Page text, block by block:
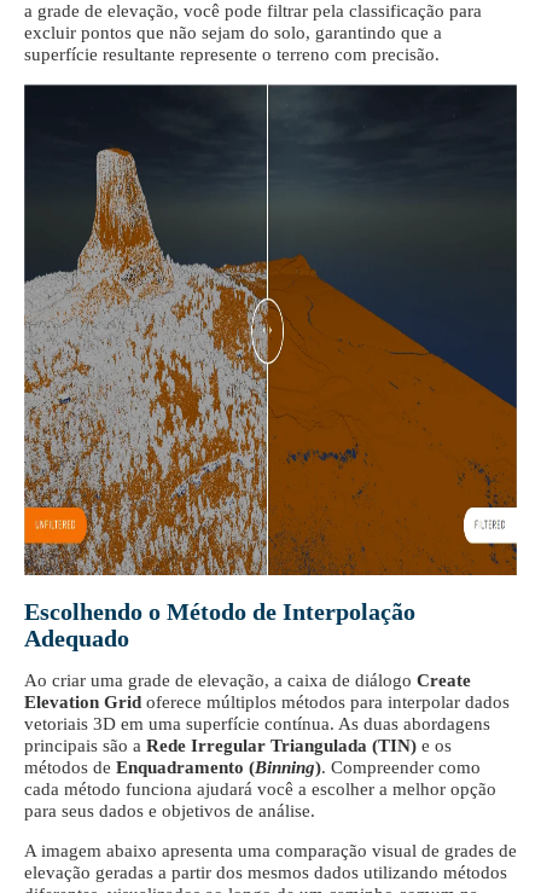
a grade de elevação, você pode filtrar pela classificação para
excluir pontos que não sejam do solo, garantindo que a
superfície resultante represente o terreno com precisão.
Escolhendo o Método de Interpolação
Adequado
Ao criar uma grade de elevação, a caixa de diálogo Create
Elevation Grid oferece múltiplos métodos para interpolar dados
vetoriais 3D em uma superfície contínua. As duas abordagens
principais são a Rede Irregular Triangulada (TIN) e os
métodos de Enquadramento (Binning). Compreender como
cada método funciona ajudará você a escolher a melhor opção
para seus dados e objetivos de análise.
A imagem abaixo apresenta uma comparação visual de grades de
elevação geradas a partir dos mesmos dados utilizando métodos